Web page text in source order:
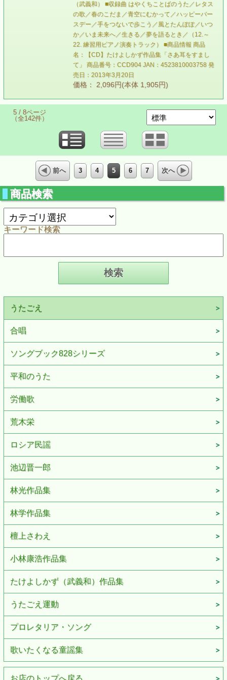
（武義和） ■収録曲 はやくちことばのうた／レタス
の歌／春のこだま／青空にむかって／ハッピーバー
スデー／手をつないで歩こう／風とたんぽぽ／いつ
か／いま未来へ／生きる／夢を語るとき／（12.～
22. 練習用ピアノ演奏トラック） ■商品情報 商品
名：【CD】たけよしかず作品集「さあ耳をすまし
て」 商品番号：CCD904 JAN：4523810003758 発
売日：2013年3月20日
価格： 2,096円(本体 1,905円)
5 / 8ページ
（全142件）
前へ 3 4 5 6 7 次へ
商品検索
キーワード検索
うたごえ
合唱
ソングブック828シリーズ
平和のうた
労働歌
荒木栄
ロシア民謡
池辺晋一郎
林光作品集
林学作品集
檀上さわえ
小林康浩作品集
たけよしかず（武義和）作品集
うたごえ運動
プロレタリア・ソング
歌いたくなる童謡集